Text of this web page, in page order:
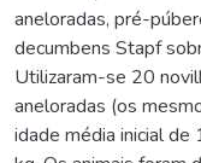
aneloradas, pré-
decumbens Stapf
Utilizaram-se 20
aneloradas (os
idade média inicial